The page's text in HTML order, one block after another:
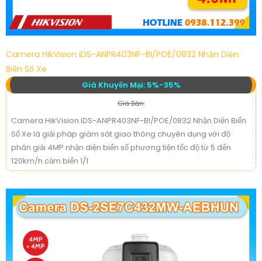
Camera HikVision iDS-ANPR403NF-BI/POE/0832 Nhận Diện
Biển Số Xe
Giá Khuyến Mại: 5%-35%
Giá Bán:
Camera HikVision iDS-ANPR403NF-BI/POE/0832 Nhận Diện Biển
Số Xe là giải pháp giám sát giao thông chuyên dụng với độ
phân giải 4MP nhận diện biển số phương tiện tốc độ từ 5 đến
120km/h cảm biến 1/1